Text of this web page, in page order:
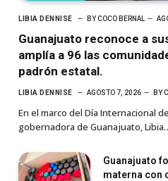
LIBIA DENNISE BY COCO BERNAL
Guanajuato reconoce a
amplía a 96 las
padrón estatal.
LIBIA DENNISE AGOSTO 7, 2026 BY
En el marco del Día Internacional
gobernadora de Guanajuato,
Guanajuato
materna con